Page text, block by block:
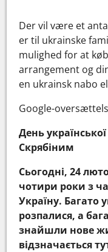
Der vil være et
er til ukrainske
mulighed for at
arrangement og
en ukrainsk nabo
Google-
День
Скрябіним
Сьогодні, 24
чотири роки з
Україну. Багато
розпалися, а
знайшли нове
відзначається